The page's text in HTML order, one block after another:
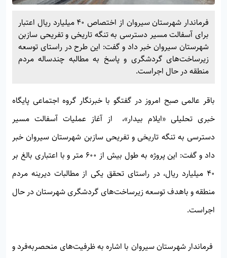
فرماندار شهرستان سیروان از اختصاص ۴۰ میلیارد ریال اعتبار
برای آسفالت مسیر دسترسی به تنگه تاریخی و تفریحی سازبن
شهرستان سیروان خبر داد و گفت: این طرح در راستای توسعه
زیرساخت‌های گردشگری و پاسخ به مطالبه چندساله مردم
منطقه در حال اجراست.
باقر عالمی صبح امروز در گفتگو با خبرنگار گروه اجتماعی پایگاه
خبری تحلیلی «ایلام بیدار»، از آغاز عملیات آسفالت مسیر
دسترسی به تنگه تاریخی و تفریحی سازبن شهرستان سیروان خبر
داد و گفت: این پروژه به طول بیش از ۶۰۰ متر و با اعتباری بالغ بر
۴۰ میلیارد ریال، در راستای تحقق یکی از مطالبات دیرینه مردم
منطقه و باهدف توسعه زیرساخت‌های گردشگری شهرستان در حال
اجراست.
فرماندار شهرستان سیروان با اشاره به ظرفیت‌های منحصربه‌فرد و